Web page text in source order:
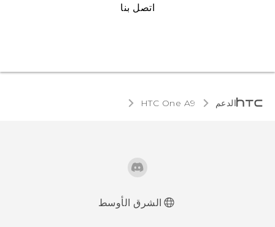
اتصل بنا
الدعم HTC One A9‎
الشرق الأوسط